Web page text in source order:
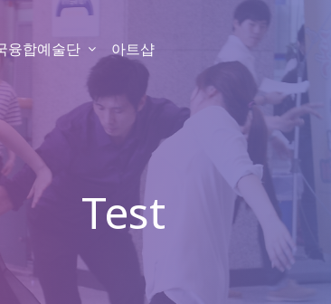
융합예술단 아트샵
Test